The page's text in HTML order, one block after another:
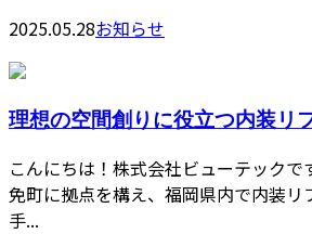
2025.05.28お知らせ
理想の空間創りに役立つ内装リ
こんにちは！株式会社ビューテックで
免町に拠点を構え、福岡県内で内装リ
手...